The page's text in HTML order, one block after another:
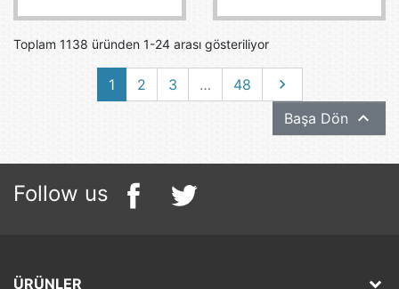
Toplam 1138 üründen 1-24 arası gösteriliyor
1 2 3 … 48 Sonraki

Başa Dön 
Follow us
ÜRÜNLER